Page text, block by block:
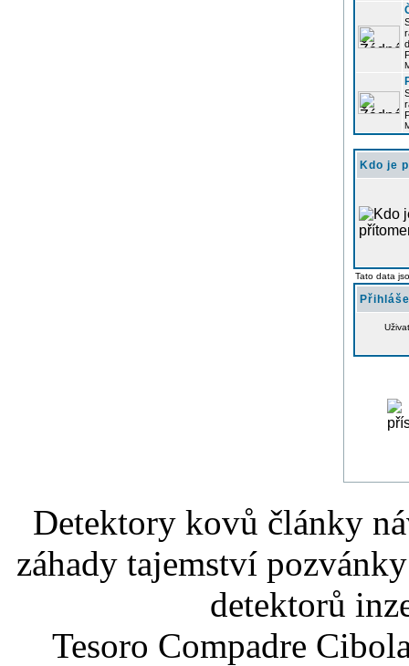
Kdo je
Tato data
Detektory kovů články
záhady tajemství
detektorů
Tesoro Compadre